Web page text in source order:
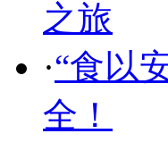
之旅
·“食以
全！